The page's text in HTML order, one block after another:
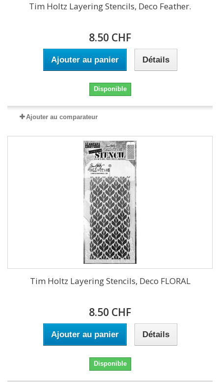
Tim Holtz Layering Stencils, Deco Feather.
8.50 CHF
Ajouter au panier Détails
Disponible
Ajouter au comparateur
Tim Holtz Layering Stencils, Deco FLORAL
8.50 CHF
Ajouter au panier Détails
Disponible